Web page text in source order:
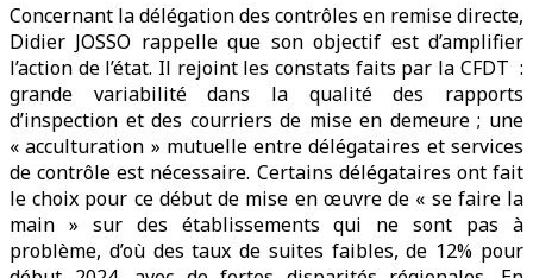
Concernant la délégation des contrôles en remise directe,
Didier JOSSO rappelle que son objectif est d’amplifier
l’action de l’état. Il rejoint les constats faits par la CFDT :
grande variabilité dans la qualité des rapports
d’inspection et des courriers de mise en demeure ; une
« acculturation » mutuelle entre délégataires et services
de contrôle est nécessaire. Certains délégataires ont fait
le choix pour ce début de mise en œuvre de « se faire la
main » sur des établissements qui ne sont pas à
problème, d’où des taux de suites faibles, de 12% pour